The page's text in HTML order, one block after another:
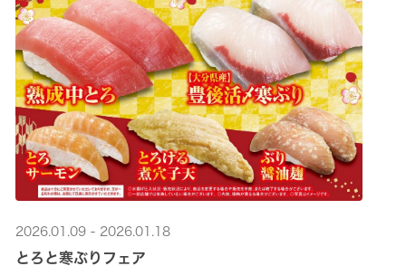
2026.01.09 - 2026.01.18
とろと寒ぶりフェア